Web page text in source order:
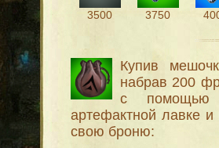
3500 3750
Купив
набрав 200
с помощью
артефактной лавке
свою броню: